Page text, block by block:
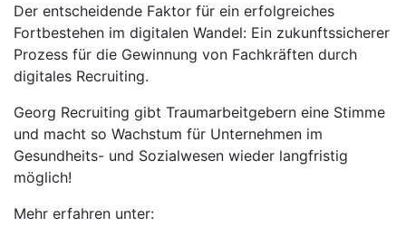
Der entscheidende Faktor für ein erfolgreiches
Fortbestehen im digitalen Wandel: Ein zukunftssicherer
Prozess für die Gewinnung von Fachkräften durch
digitales Recruiting.
Georg Recruiting gibt Traumarbeitgebern eine Stimme
und macht so Wachstum für Unternehmen im
Gesundheits- und Sozialwesen wieder langfristig
möglich!
Mehr erfahren unter: